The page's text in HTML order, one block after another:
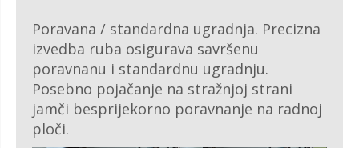
Poravana / standardna ugradnja. Precizna
izvedba ruba osigurava savršenu
poravnanu i standardnu ugradnju.
Posebno pojačanje na stražnjoj strani
jamči besprijekorno poravnanje na radnoj
ploči.